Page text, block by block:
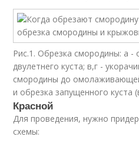
Рис.1. Обрезка смородины: а -
двулетнего куста; в,г -
смородины до
и обрезка запущенного куста
Красной
Для проведения, нужно
схемы: